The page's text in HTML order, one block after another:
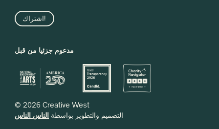
اشتراك!
مدعوم جزئيا من قبل
© 2026 Creative West
التصميم والتطوير بواسطة الناس الناس